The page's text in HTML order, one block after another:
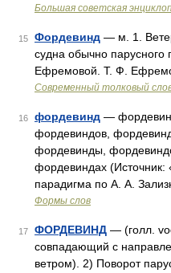
Большая советская
15 Фордевинд — м. 1.
судна обычно парусного
Ефремовой. Т. Ф.
Современный толковый
16 фордевинд —
фордевиндов,
фордевинды,
фордевиндах (Источник:
парадигма по А. А.
Формы слов
17 ФОРДЕВИНД — (голл.
совпадающий с
ветром). 2) Поворот